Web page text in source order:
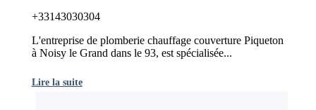
+33143030304
L'entreprise de plomberie chauffage couverture Piqueton
à Noisy le Grand dans le 93, est spécialisée...
Lire la suite